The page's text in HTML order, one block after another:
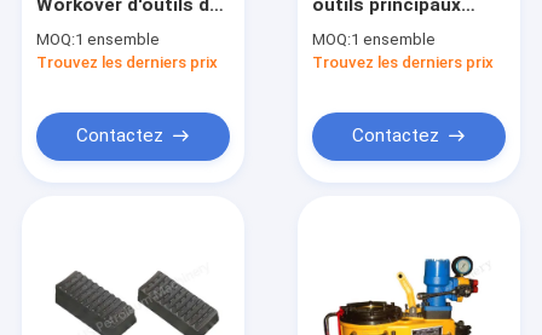
Workover d'outils de
l'acier allié api 7K
MOQ:1 ensemble
Trouvez les derniers prix
Contactez
outils principaux
MOQ:1 ensemble
Trouvez les derniers prix
Contactez